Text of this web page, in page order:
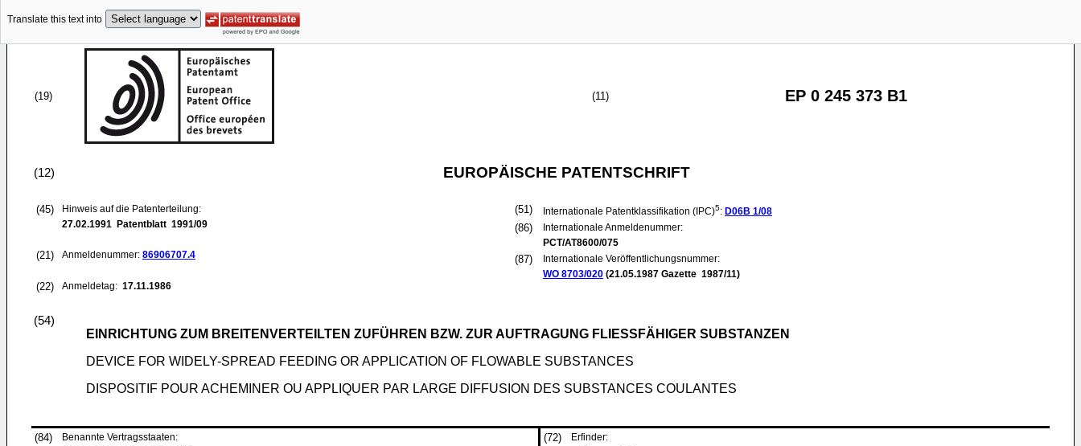
Translate this text into
(19) (11) EP 0 245 373 B1
(12) EUROPÄISCHE PATENTSCHRIFT
(45)
Hinweis auf die Patenterteilung:
27.02.1991 Patentblatt 1991/09
(21) Anmeldenummer: 86906707.4
(22) Anmeldetag: 17.11.1986
(51) Internationale Patentklassifikation (IPC)5: D06B 1/08
(86)
Internationale Anmeldenummer:
PCT/AT8600/075
(87)
Internationale Veröffentlichungsnummer:
WO 8703/020 (21.05.1987 Gazette 1987/11)
(54)
EINRICHTUNG ZUM BREITENVERTEILTEN ZUFÜHREN BZW. ZUR AUFTRAGUNG FLIESSFÄHIGER SUBSTANZEN
DEVICE FOR WIDELY-SPREAD FEEDING OR APPLICATION OF FLOWABLE SUBSTANCES
DISPOSITIF POUR ACHEMINER OU APPLIQUER PAR LARGE DIFFUSION DES SUBSTANCES COULANTES
(84)
Benannte Vertragsstaaten:
(72)
Erfinder: